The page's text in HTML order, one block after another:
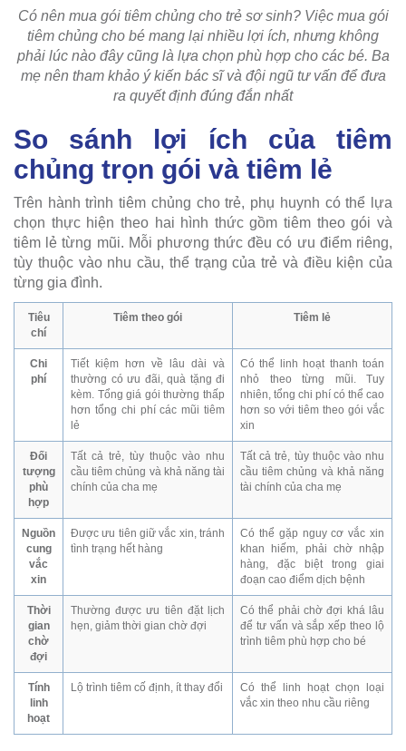
Có nên mua gói tiêm chủng cho trẻ sơ sinh? Việc mua gói
tiêm chủng cho bé mang lại nhiều lợi ích, nhưng không
phải lúc nào đây cũng là lựa chọn phù hợp cho các bé. Ba
mẹ nên tham khảo ý kiến bác sĩ và đội ngũ tư vấn để đưa
ra quyết định đúng đắn nhất
So sánh lợi ích của tiêm
chủng trọn gói và tiêm lẻ
Trên hành trình tiêm chủng cho trẻ, phụ huynh có thể lựa
chọn thực hiện theo hai hình thức gồm tiêm theo gói và
tiêm lẻ từng mũi. Mỗi phương thức đều có ưu điểm riêng,
tùy thuộc vào nhu cầu, thể trạng của trẻ và điều kiện của
từng gia đình.
Tiêu
chí
Tiêm theo gói Tiêm lẻ
Chi
phí
Tiết kiệm hơn về lâu dài và
thường có ưu đãi, quà tặng đi
kèm. Tổng giá gói thường thấp
hơn tổng chi phí các mũi tiêm
lẻ
Có thể linh hoạt thanh toán
nhỏ theo từng mũi. Tuy
nhiên, tổng chi phí có thể cao
hơn so với tiêm theo gói vắc
xin
Đối
tượng
phù
hợp
Tất cả trẻ, tùy thuộc vào nhu
cầu tiêm chủng và khả năng tài
chính của cha mẹ
Tất cả trẻ, tùy thuộc vào nhu
cầu tiêm chủng và khả năng
tài chính của cha mẹ
Nguồn
cung
vắc
xin
Được ưu tiên giữ vắc xin, tránh
tình trạng hết hàng
Có thể gặp nguy cơ vắc xin
khan hiếm, phải chờ nhập
hàng, đặc biệt trong giai
đoạn cao điểm dịch bệnh
Thời
gian
chờ
đợi
Thường được ưu tiên đặt lịch
hẹn, giảm thời gian chờ đợi
Có thể phải chờ đợi khá lâu
để tư vấn và sắp xếp theo lộ
trình tiêm phù hợp cho bé
Tính
linh
hoạt
Lộ trình tiêm cố định, ít thay đổi
Có thể linh hoạt chọn loại
vắc xin theo nhu cầu riêng